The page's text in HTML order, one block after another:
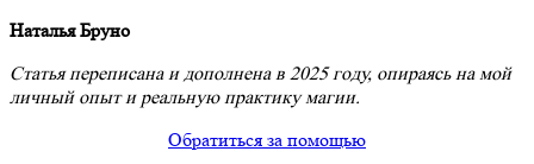
Наталья Бруно
Статья переписана и дополнена в 2025 году, опираясь на мой
личный опыт и реальную практику магии.
Обратиться за помощью